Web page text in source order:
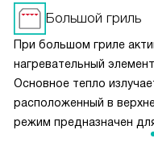
Большой гриль
При большом гриле
нагревательный
Основное тепло
расположенный в
режим предназначен